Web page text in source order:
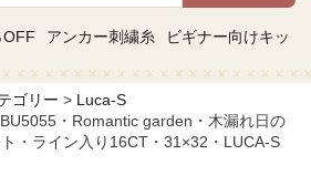
OFF アンカー刺繍糸 ビギナー向けキット
ら探す
ゴリー
Luca-S
BU5055・Romantic garden・木漏れ日の
・ライン入り16CT・31×32・LUCA-S